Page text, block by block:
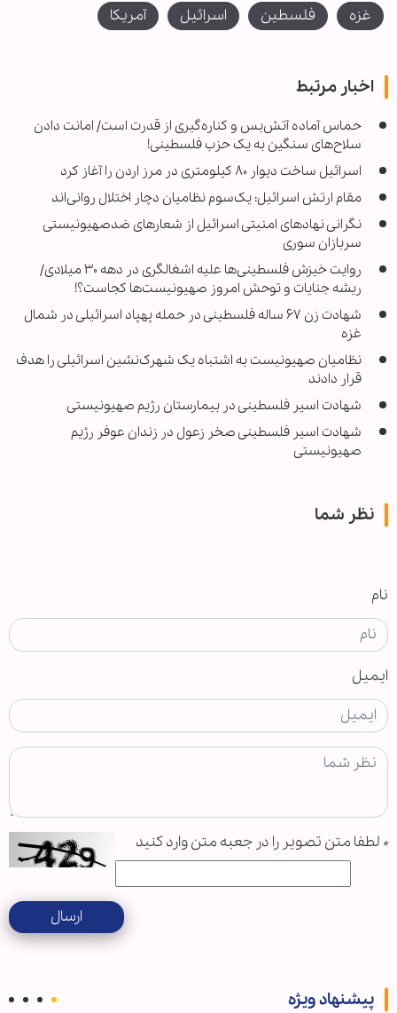
غزه فلسطین اسرائیل آمریکا
اخبار مرتبط
حماس آماده آتش‌بس و کناره‌گیری از قدرت است/ امانت دادن
سلاح‌های سنگین به یک حزب فلسطینی!
اسرائیل ساخت دیوار ۸۰ کیلومتری در مرز اردن را آغاز کرد
مقام ارتش اسرائیل: یک‌سوم نظامیان دچار اختلال روانی‌اند
نگرانی نهادهای امنیتی اسرائیل از شعارهای ضدصهیونیستی
سربازان سوری
روایت خیزش فلسطینی‌ها علیه اشغالگری در دهه ۳۰ میلادی/
ریشه جنایات و توحش امروز صهیونیست‌ها کجاست؟!
شهادت زن ۶۷ ساله فلسطینی در حمله پهپاد اسرائیلی در شمال
غزه
نظامیان صهیونیست به اشتباه یک شهرک‌نشین اسرائیلی را هدف
قرار دادند
شهادت اسیر فلسطینی در بیمارستان رژیم صهیونیستی
شهادت اسیر فلسطینی صخر زعول در زندان عوفر رژیم
صهیونیستی
نظر شما
نام
ایمیل
* لطفا متن تصویر را در جعبه متن وارد کنید
ارسال
پیشنهاد ویژه